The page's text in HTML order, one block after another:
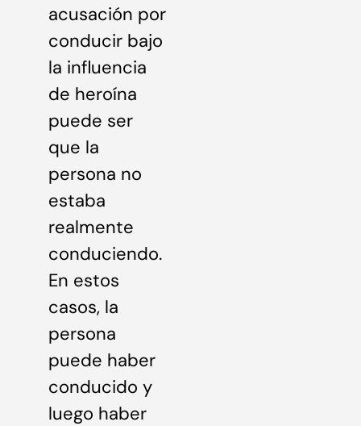
acusación por
conducir bajo
la influencia
de heroína
puede ser
que la
persona no
estaba
realmente
conduciendo.
En estos
casos, la
persona
puede haber
conducido y
luego haber